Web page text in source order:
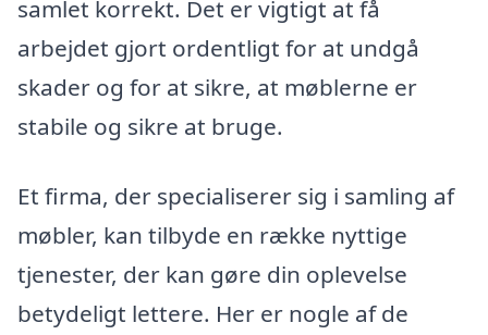
samlet korrekt. Det er vigtigt at få
arbejdet gjort ordentligt for at undgå
skader og for at sikre, at møblerne er
stabile og sikre at bruge.
Et firma, der specialiserer sig i samling af
møbler, kan tilbyde en række nyttige
tjenester, der kan gøre din oplevelse
betydeligt lettere. Her er nogle af de